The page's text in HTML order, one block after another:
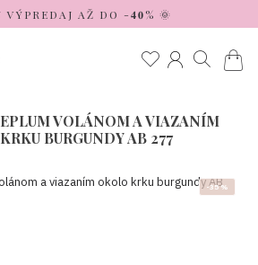
VÝPREDAJ AŽ DO -𝟒𝟎% 🌞
VOLÁNOM A VIAZANÍM
BURGUNDY AB 277
-35 %